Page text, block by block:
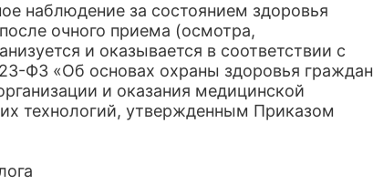
наблюдение за состоянием здоровья
очного приема (осмотра,
и оказывается в соответствии с
ФЗ «Об основах охраны здоровья граждан
и оказания медицинской
технологий, утвержденным Приказом